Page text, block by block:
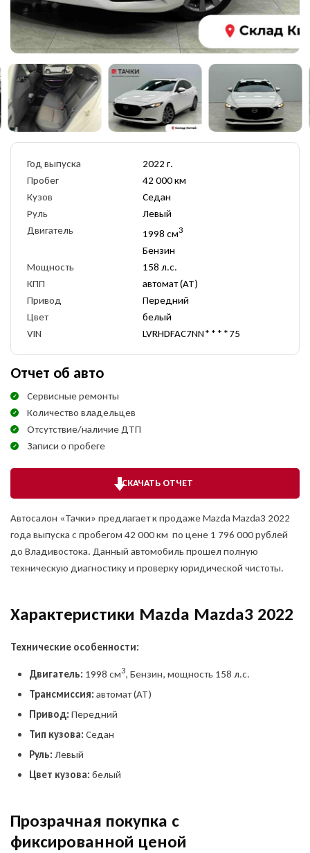
Год выпуска
2022 г.
Пробег
42 000 км
Кузов
Седан
Руль
Левый
Двигатель
1998 см3
Бензин
Мощность
158 л.с.
КПП
автомат (AT)
Привод
Передний
Цвет
белый
VIN
LVRHDFAC7NN****75
Отчет об авто
Сервисные ремонты
Количество владельцев
Отсутствие/наличие ДТП
Записи о пробеге
СКАЧАТЬ ОТЧЕТ
Автосалон «Тачки» предлагает к продаже Mazda Mazda3 2022
года выпуска с пробегом 42 000 км по цене 1 796 000 рублей
до Владивостока. Данный автомобиль прошел полную
техническую диагностику и проверку юридической чистоты.
Характеристики Mazda Mazda3 2022
Технические особенности:
Двигатель: 1998 см3, Бензин, мощность 158 л.с.
Трансмиссия: автомат (AT)
Привод: Передний
Тип кузова: Седан
Руль: Левый
Цвет кузова: белый
Прозрачная покупка с
фиксированной ценой